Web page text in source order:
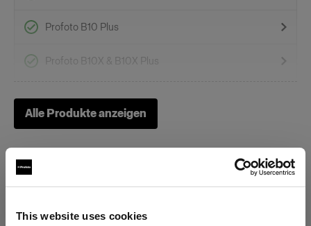
This website uses cookies
Profoto B10 Plus
Profoto B10X & B10X Plus
Profoto B1
Alle Produkte anzeigen